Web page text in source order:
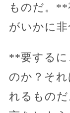
ものだ。**
がいかに非
**要するに
のか？そ
れるもの